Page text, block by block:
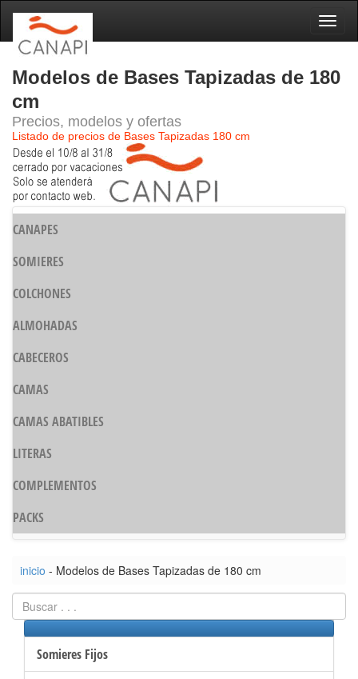
Modelos de Bases Tapizadas de 180
cm
Precios, modelos y ofertas
Listado de precios de Bases Tapizadas 180 cm
CANAPES
SOMIERES
COLCHONES
ALMOHADAS
CABECEROS
CAMAS
CAMAS ABATIBLES
LITERAS
COMPLEMENTOS
PACKS
inicio - Modelos de Bases Tapizadas de 180 cm
Somieres Fijos